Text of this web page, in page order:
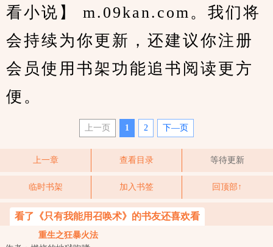
看小说】 m.09kan.com。我们将
会持续为你更新，还建议你注册
会员使用书架功能追书阅读更方
便。
上一页 1 2 下—页
上一章 查看目录 等待更新
临时书架 加入书签 回顶部↑
看了《只有我能用召唤术》的书友还喜欢看
重生之狂暴火法